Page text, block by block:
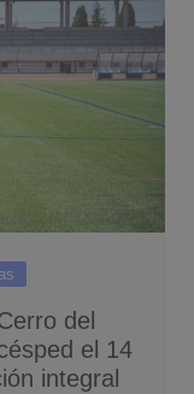
del
el 14
integral